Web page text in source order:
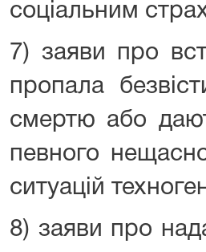
соціальним
7) заяви про
пропала
смертю або
певного
ситуацій
8) заяви про